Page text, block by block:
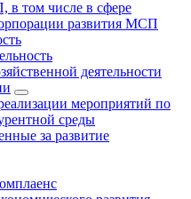
в том числе в сфере
развития МСП
деятельности
мероприятий по
среды
за развитие